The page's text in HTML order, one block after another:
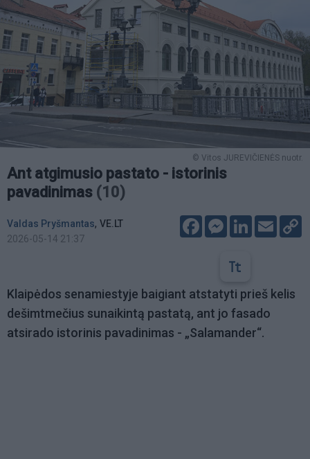
© Vitos JUREVIČIENĖS nuotr.
Ant atgimusio pastato - istorinis
pavadinimas (10)
Valdas Pryšmantas, VE.LT
2026-05-14 21:37
FacebookMessenger
LinkedIn
Email
Klaipėdos senamiestyje baigiant atstatyti prieš kelis
dešimtmečius sunaikintą pastatą, ant jo fasado
atsirado istorinis pavadinimas - „Salamander“.